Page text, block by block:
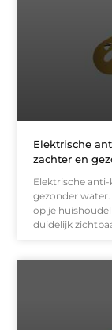
Elektrische
zachter en
Elektrische
gezonder
op je
duidelijk